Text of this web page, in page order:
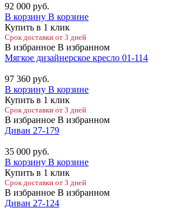
92 000 руб.
В корзину В корзине
Купить в 1 клик
Срок доставки от 3 дней
В избранное В избранном
Мягкое дизайнерское кресло 01-114
97 360 руб.
В корзину В корзине
Купить в 1 клик
Срок доставки от 3 дней
В избранное В избранном
Диван 27-179
35 000 руб.
В корзину В корзине
Купить в 1 клик
Срок доставки от 3 дней
В избранное В избранном
Диван 27-124